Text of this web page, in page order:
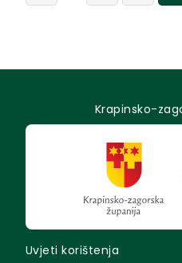
Krapinsko-
Uvjeti korištenja